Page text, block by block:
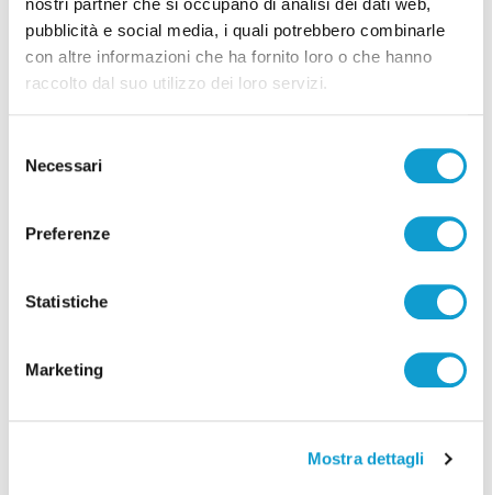
nostri partner che si occupano di analisi dei dati web,
pubblicità e social media, i quali potrebbero combinarle
con altre informazioni che ha fornito loro o che hanno
raccolto dal suo utilizzo dei loro servizi.
delNecessari
Preferenze
Statistiche
Marketing
Mostra dettagli